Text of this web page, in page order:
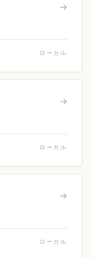
→
ローカル
→
ローカル
→
ローカル